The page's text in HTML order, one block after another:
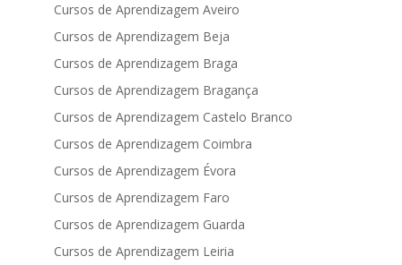
Cursos de Aprendizagem Aveiro
Cursos de Aprendizagem Beja
Cursos de Aprendizagem Braga
Cursos de Aprendizagem Bragança
Cursos de Aprendizagem Castelo Branco
Cursos de Aprendizagem Coimbra
Cursos de Aprendizagem Évora
Cursos de Aprendizagem Faro
Cursos de Aprendizagem Guarda
Cursos de Aprendizagem Leiria